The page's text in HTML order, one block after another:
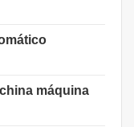
máquina